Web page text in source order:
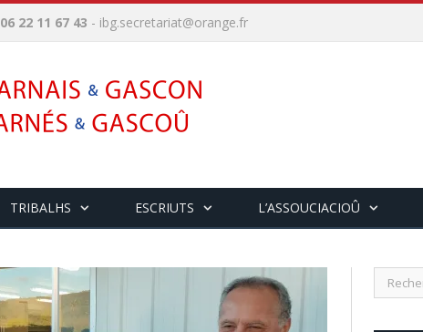
06 22 11 67 43 - ibg.secretariat@orange.fr
TRIBALHS ESCRIUTS L’ASSOUCIACIOÛ